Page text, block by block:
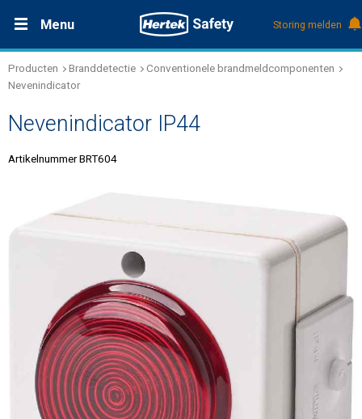
Menu
Oplossingen
Producten
Kennis
Werken bij Hertek
Contact
Storing melden
Productdocumentatie (DMS)
+31 (0)495 584111
Producten Branddetectie
Conventionele brandmeldcomponenten
Nevenindicator
Nevenindicator IP44
Artikelnummer BRT604